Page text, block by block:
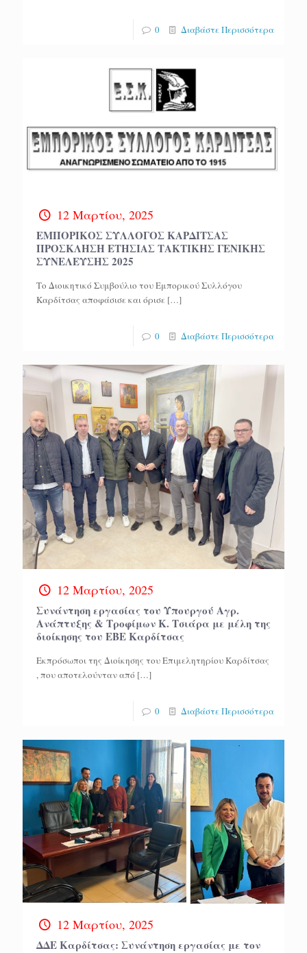
0 Διαβάστε Περισσότερα
12 Μαρτίου, 2025
ΕΜΠΟΡΙΚΟΣ ΣΥΛΛΟΓΟΣ ΚΑΡΔΙΤΣΑΣ
ΠΡΟΣΚΛΗΣΗ ΕΤΗΣΙΑΣ ΤΑΚΤΙΚΗΣ ΓΕΝΙΚΗΣ
ΣΥΝΕΛΕΥΣΗΣ 2025
Το Διοικητικό Συμβούλιο του Εμπορικού Συλλόγου
Καρδίτσας αποφάσισε και όρισε […]
0 Διαβάστε Περισσότερα
12 Μαρτίου, 2025
Συνάντηση εργασίας του Υπουργού Αγρ.
Ανάπτυξης & Τροφίμων Κ. Τσιάρα με μέλη της
διοίκησης του ΕΒΕ Καρδίτσας
Εκπρόσωποι της Διοίκησης του Επιμελητηρίου Καρδίτσας
, που αποτελούνταν από […]
0 Διαβάστε Περισσότερα
12 Μαρτίου, 2025
ΔΔΕ Καρδίτσας: Συνάντηση εργασίας με τον